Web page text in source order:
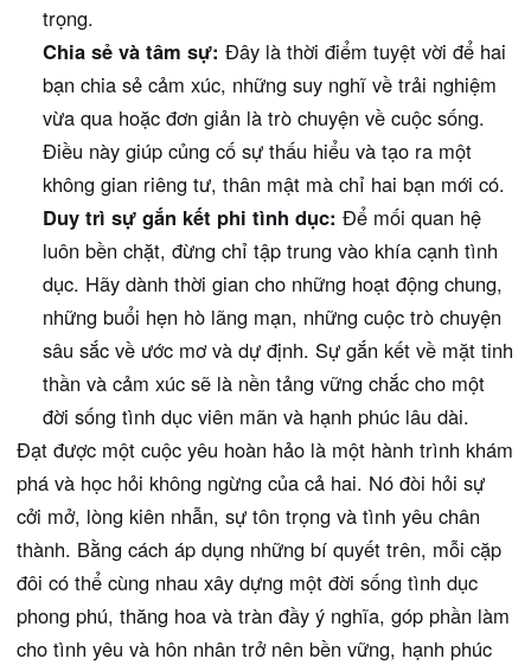
trọng.
Chia sẻ và tâm sự: Đây là thời điểm tuyệt vời để hai
bạn chia sẻ cảm xúc, những suy nghĩ về trải nghiệm
vừa qua hoặc đơn giản là trò chuyện về cuộc sống.
Điều này giúp củng cố sự thấu hiểu và tạo ra một
không gian riêng tư, thân mật mà chỉ hai bạn mới có.
Duy trì sự gắn kết phi tình dục: Để mối quan hệ
luôn bền chặt, đừng chỉ tập trung vào khía cạnh tình
dục. Hãy dành thời gian cho những hoạt động chung,
những buổi hẹn hò lãng mạn, những cuộc trò chuyện
sâu sắc về ước mơ và dự định. Sự gắn kết về mặt tinh
thần và cảm xúc sẽ là nền tảng vững chắc cho một
đời sống tình dục viên mãn và hạnh phúc lâu dài.
Đạt được một cuộc yêu hoàn hảo là một hành trình khám
phá và học hỏi không ngừng của cả hai. Nó đòi hỏi sự
cởi mở, lòng kiên nhẫn, sự tôn trọng và tình yêu chân
thành. Bằng cách áp dụng những bí quyết trên, mỗi cặp
đôi có thể cùng nhau xây dựng một đời sống tình dục
phong phú, thăng hoa và tràn đầy ý nghĩa, góp phần làm
cho tình yêu và hôn nhân trở nên bền vững, hạnh phúc